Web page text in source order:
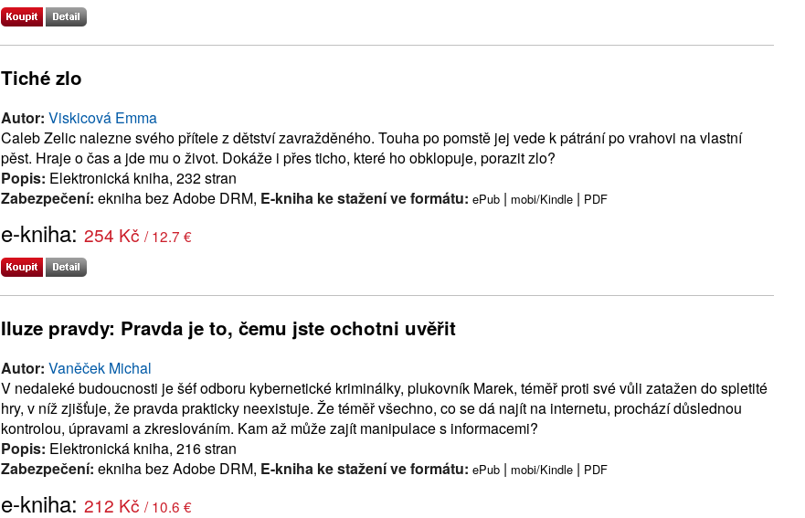
Tiché zlo
Autor: Viskicová Emma
Caleb Zelic nalezne svého přítele z dětství zavražděného. Touha po pomstě jej vede k pátrání po vrahovi na vlastní
pěst. Hraje o čas a jde mu o život. Dokáže i přes ticho, které ho obklopuje, porazit zlo?
Popis: Elektronická kniha, 232 stran
Zabezpečení: ekniha bez Adobe DRM, E-kniha ke stažení ve formátu: ePub | mobi/Kindle | PDF
e-kniha: 254 Kč / 12.7 €
Iluze pravdy: Pravda je to, čemu jste ochotni uvěřit
Autor: Vaněček Michal
V nedaleké budoucnosti je šéf odboru kybernetické kriminálky, plukovník Marek, téměř proti své vůli zatažen do spletité
hry, v níž zjišťuje, že pravda prakticky neexistuje. Že téměř všechno, co se dá najít na internetu, prochází důslednou
kontrolou, úpravami a zkreslováním. Kam až může zajít manipulace s informacemi?
Popis: Elektronická kniha, 216 stran
Zabezpečení: ekniha bez Adobe DRM, E-kniha ke stažení ve formátu: ePub | mobi/Kindle | PDF
e-kniha: 212 Kč / 10.6 €